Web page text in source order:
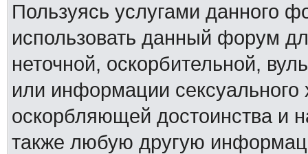
Пользуясь услугами данного
использовать данный форум
неточной, оскорбительной,
или информации
оскорбляющей достоинства и
также любую другую